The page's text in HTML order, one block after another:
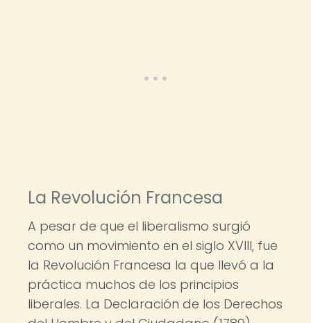
La Revolución Francesa
A pesar de que el liberalismo surgió
como un movimiento en el siglo XVIII, fue
la Revolución Francesa la que llevó a la
práctica muchos de los principios
liberales. La Declaración de los Derechos